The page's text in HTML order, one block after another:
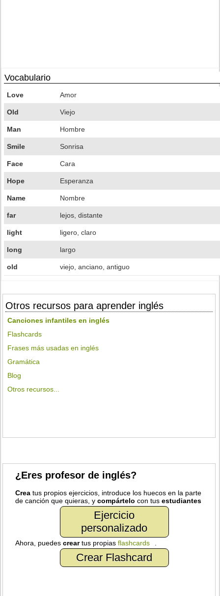
Vocabulario
Love Amor
Old Viejo
Man Hombre
Smile Sonrisa
Face Cara
Hope Esperanza
Name Nombre
far lejos, distante
light ligero, claro
long largo
old viejo, anciano, antiguo
Otros recursos para aprender inglés
Canciones infantiles en inglés
Flashcards
Frases más usadas en inglés
Gramática
Blog
Otros recursos...
¿Eres profesor de inglés?
Crea tus propios ejercicios, introduce los huecos en la parte
de canción que quieras, ycompártelo con tusestudiantes
Ejercicio
personalizado
Ahora, puedescreartus propiasflashcards
Crear Flashcard